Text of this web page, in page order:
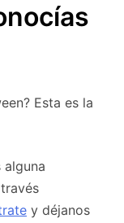
alguna
y déjanos